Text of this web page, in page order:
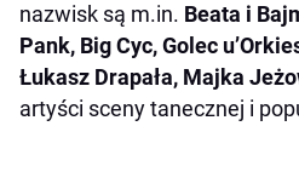
nazwisk są m.in. Beata i
Pank, Big Cyc, Golec
Łukasz Drapała, Majka
artyści sceny tanecznej i